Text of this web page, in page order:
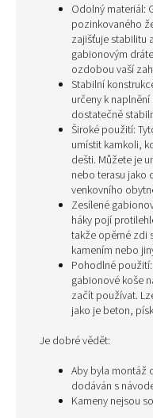
Odolný materiál:
pozinkovaného
zajišťuje stabilitu
gabionovým
ozdobou vaší
Stabilní
určeny k
dostatečně
Široké použití:
umístit kamkoli,
dešti. Můžete je
nebo terasu jako
venkovního
Zesílené
háky pojí
takže opěrné zdi
kamením nebo
Pohodlné
gabionové koše
začít používat.
jako je beton,
Je dobré vědět:
Aby byla montáž
dodáván s
Kameny nejsou